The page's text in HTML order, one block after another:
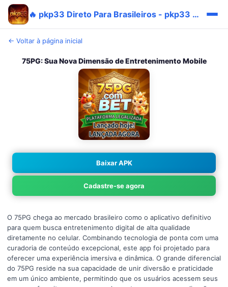
🔥 pkp33 Direto Para Brasileiros - pkp33 Original Rápido Prêmio
← Voltar à página inicial
75PG: Sua Nova Dimensão de Entretenimento Mobile
Baixar APK
Cadastre-se agora
O 75PG chega ao mercado brasileiro como o aplicativo definitivo
para quem busca entretenimento digital de alta qualidade
diretamente no celular. Combinando tecnologia de ponta com uma
curadoria de conteúdo excepcional, este app foi projetado para
oferecer uma experiência imersiva e dinâmica. O grande diferencial
do 75PG reside na sua capacidade de unir diversão e praticidade
em um único ambiente, permitindo que os usuários acessem seus